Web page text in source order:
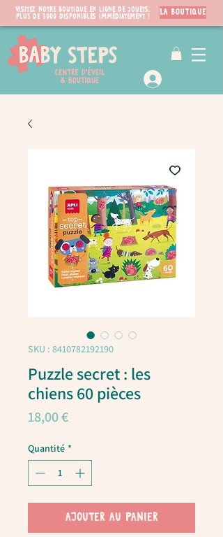
Visitez notre boutique en ligne de jouets.
PLUS de 3000 disponibles immédiatement !
LA BOUTIQUE
SKU : 8410782192190
Puzzle secret : les
chiens 60 pièces
18,00 €Prix
Quantité *
AJOUTER AU PANIER